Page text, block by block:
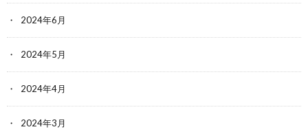
2024年6月
2024年5月
2024年4月
2024年3月